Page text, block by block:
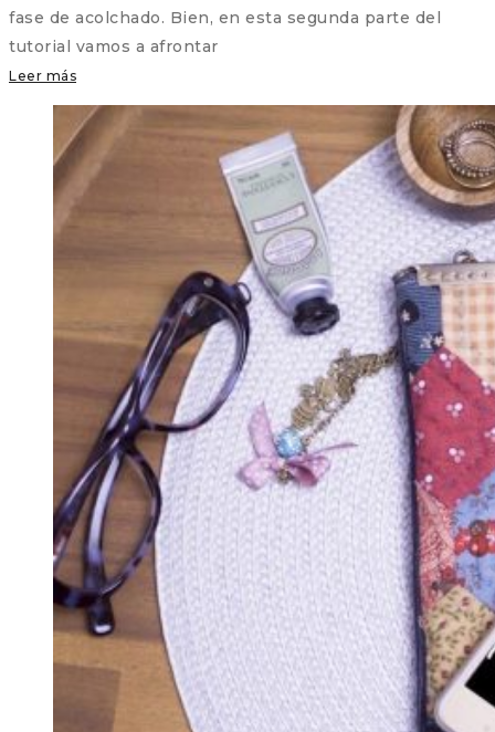
fase de acolchado. Bien, en esta segunda parte del
tutorial vamos a afrontar
Leer más